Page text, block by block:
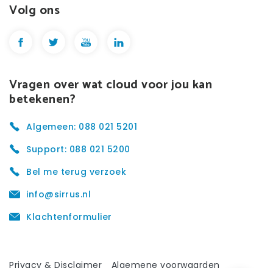
Volg ons
Vragen over wat cloud voor jou kan
betekenen?
Algemeen: 088 021 5201
Support: 088 021 5200
Bel me terug verzoek
info@sirrus.nl
Klachtenformulier
Privacy & Disclaimer Algemene voorwaarden